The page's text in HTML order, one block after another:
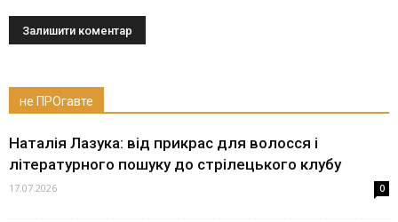
не ПРОгавте
Наталія Лазука: від прикрас для волосся і
літературного пошуку до стрілецького клубу
17.07.2026 0